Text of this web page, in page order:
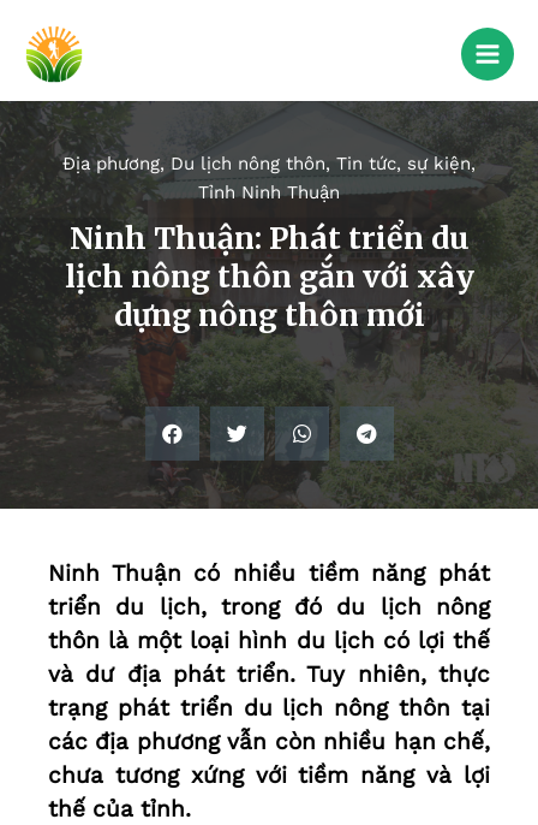
Địa phương, Du lịch nông thôn, Tin tức, sự kiện,
Tỉnh Ninh Thuận
Ninh Thuận: Phát triển du
lịch nông thôn gắn với xây
dựng nông thôn mới
Ninh Thuận có nhiều tiềm năng phát
triển du lịch, trong đó du lịch nông
thôn là một loại hình du lịch có lợi thế
và dư địa phát triển. Tuy nhiên, thực
trạng phát triển du lịch nông thôn tại
các địa phương vẫn còn nhiều hạn chế,
chưa tương xứng với tiềm năng và lợi
thế của tỉnh.